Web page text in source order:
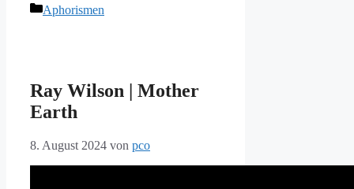
Kategorien
Aphorismen
Ray Wilson | Mother
Earth
8. August 2024 von pco